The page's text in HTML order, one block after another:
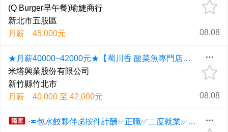
(Q Burger早午餐)瑜婕商行
新北市五股區
月薪 45,000元
08.08
★月薪40000~42000元★【蜀川香 酸菜魚專門店】竹北遠百店 外場儲備幹部
米塔興業股份有限公司
新竹縣竹北市
月薪 40,000 至 42,000元
08.08
🥕包水餃夥伴💰按件計酬✅正職✅二度就業✅具經驗優先【歡迎親洽】🌈請攜帶履歷應徵